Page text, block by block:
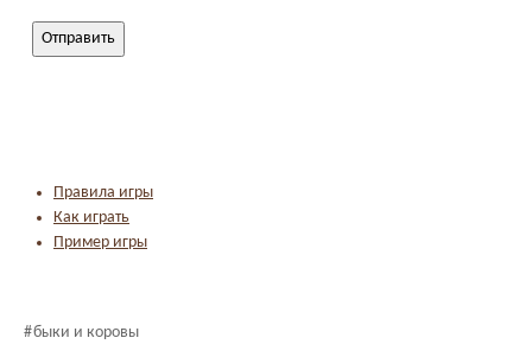
Правила игры
Как играть
Пример игры
быки и коровы